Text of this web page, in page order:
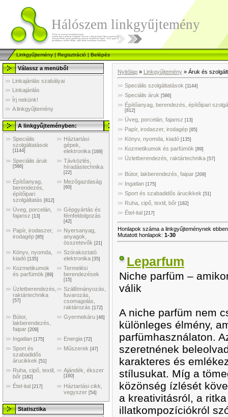
Hálószem linkgyűjtemény
Linkgyűjtemény|Regisztráció|Belépés
Válassz a menüből
Linkajánlás szabályai
Linkajánlás
Írj nekünk!
A linkgyűjtemény
A linkgyűjteményben:
Speciális
szolgáltatások
[1144]
Háztartási
gépek,
elektronika [169]
Speciális áruk
[586]
Távközlés,
híradástechnika
[22]
Építőanyag,
berendezés,
építőipari
szolgáltatás [812]
Mezőgazdaság
[60]
Üveg, porcelán,
fajansz [13]
Gépgyártás és
fémfeldolgozás
[42]
Papír, irodaszer,
irodagép [85]
Nyersanyag,
anyagok,
összetevők [21]
Könyv, nyomda,
kiadó [135]
Szórakoztató
elektronika [35]
Kozmetikumok
és parfümök [89]
Termelési
berendezések
[15]
Üzletberendezés,
raktártechnika
[57]
Szállítmányozás,
fuvarozás,
csomagolás,
raktározás [172]
Bútor,
lakberendezés,
faipar [209]
Gyermekáru [46]
Ingatlan [175] Energia [72]
Sport és
szabadidős
árucikkek [51]
Műszerek [47]
Ruha, cipő, textil,
bőr [182]
Ajándék, ékszer
[160]
Étel-ital [217]
Háztartási cikk,
vegyszer [54]
Statisztika
Nyitólap » Linkgyűjtemény » Áruk és
Speciális szolgáltatások [1144]
Speciális áruk [586]
Építőanyag, berendezés, építőipari
[812]
Üveg, porcelán, fajansz [13]
Papír, irodaszer, irodagép [85]
Könyv, nyomda, kiadó [135]
Kozmetikumok és parfümök [89]
Üzletberendezés, raktártechnika [57]
Bútor, lakberendezés, faipar [209]
Ingatlan [175]
Sport és szabadidős árucikkek [51]
Ruha, cipő, textil, bőr [182]
Étel-ital [217]
Honlapok száma a linkgyűjteménynek
Mutatott honlapok: 1-30
Leparfum
Niche parfüm –
válik
A niche parfüm nem
különleges élmény,
parfümhasználaton.
szeretnének
karakteres és
stílusukat. Míg a
közönség ízlését
a kreativitásról, a
illatkompozíciókról